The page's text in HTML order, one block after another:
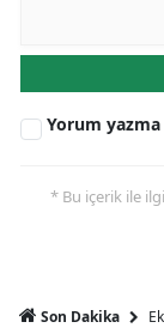
Yorum yazma
* Bu içerik ile
Son Dakika